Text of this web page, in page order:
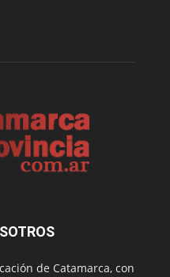
de Catamarca, con